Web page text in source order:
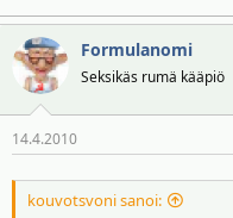
Formulanomi
Seksikäs rumä kääpiö
14.4.2010
kouvotsvoni sanoi: